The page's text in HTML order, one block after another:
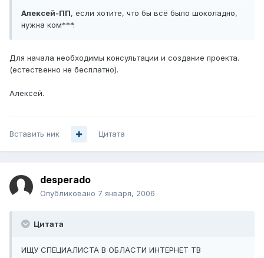
Алексей-ПП, если хотите, что бы всё было шоколадно,
нужна ком***.
Для начала необходимы консультации и создание проекта.
(естественно не бесплатно).
Алексей.
Вставить ник Цитата
desperado
Опубликовано 7 января, 2006
Цитата
ИЩУ СПЕЦИАЛИСТА В ОБЛАСТИ ИНТЕРНЕТ ТВ